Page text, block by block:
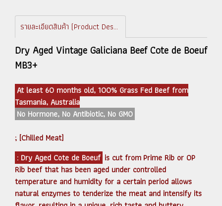
รายละเอียดสินค้า (Product Description)
Dry Aged Vintage Galiciana Beef Cote de Boeuf
MB3+
At least 60 months old, 100% Grass Fed Beef from
Tasmania, Australia
No Hormone, No Antibiotic, No GMO
; [Chilled Meat]
: Dry Aged Cote de Boeuf is cut from Prime Rib or OP
Rib beef that has been aged under controlled
temperature and humidity for a certain period allows
natural enzymes to tenderize the meat and intensify its